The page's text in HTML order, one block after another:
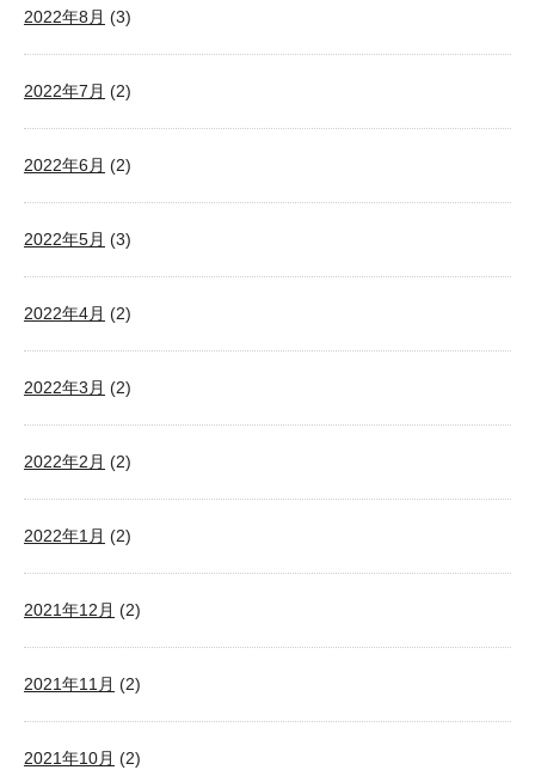
2022年8月 (3)
2022年7月 (2)
2022年6月 (2)
2022年5月 (3)
2022年4月 (2)
2022年3月 (2)
2022年2月 (2)
2022年1月 (2)
2021年12月 (2)
2021年11月 (2)
2021年10月 (2)